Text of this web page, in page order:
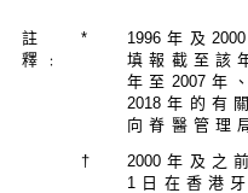
註
釋﹕
* 1996年及 200
填報截至該
年至 2007年、
2018年的有
向脊醫管理
†
2000年及之
1日在香港